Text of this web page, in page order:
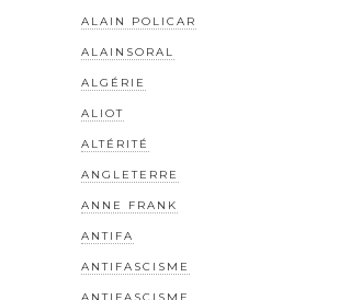
ALAIN POLICAR
ALAINSORAL
ALGÉRIE
ALIOT
ALTÉRITÉ
ANGLETERRE
ANNE FRANK
ANTIFA
ANTIFASCISME